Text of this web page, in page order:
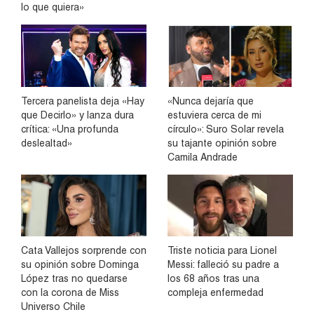
lo que quiera»
Tercera panelista deja «Hay
que Decirlo» y lanza dura
crítica: «Una profunda
deslealtad»
«Nunca dejaría que
estuviera cerca de mi
círculo»: Suro Solar revela
su tajante opinión sobre
Camila Andrade
Cata Vallejos sorprende con
su opinión sobre Dominga
López tras no quedarse
con la corona de Miss
Universo Chile
Triste noticia para Lionel
Messi: falleció su padre a
los 68 años tras una
compleja enfermedad